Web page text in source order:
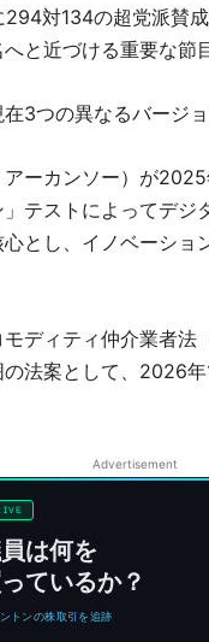
対134の超党派賛
と近づける重要な節
3つの異なるバージョ
ーカンソー）が
テストによってデ
心とし、イノベーシ
ディティ仲介業者
法案として、2026
Advertisement